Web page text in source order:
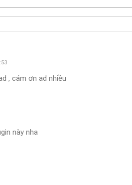
, cám ơn ad nhiều
này nha